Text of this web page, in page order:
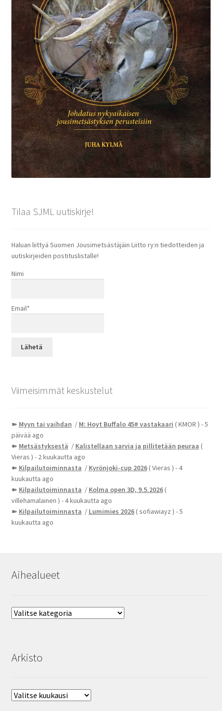
Tilaa SJML uutiskirje!
Haluan liittyä Suomen Jousimetsästäjäin Liitto ry:n tiedotteiden ja
uutiskirjeiden postituslistalle!
Nimi
Email*
Viimeisimmät keskustelut
➽ Myyn tai vaihdan / M: Hoyt Buffalo 45# vastakaari ( KMOR ) - 5
päivää ago
➽ Metsästyksestä / Kalistellaan sarvia ja pillitetään peuraa (
Vieras ) - 2 kuukautta ago
➽ Kilpailutoiminnasta / Kyrönjoki-cup 2026( Vieras ) - 4
kuukautta ago
➽ Kilpailutoiminnasta / Kolma open 3D, 9.5.2026(
villehamalainen ) - 4 kuukautta ago
➽ Kilpailutoiminnasta / Lumimies 2026( sofiawiayz ) - 5
kuukautta ago
Aihealueet
Aihealueet
Arkisto
Arkisto